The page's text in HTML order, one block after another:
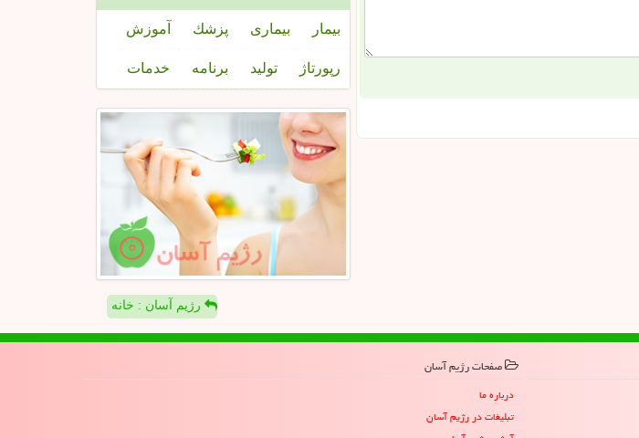
بیمار بیماری پزشك آموزش
رپورتاژ تولید برنامه خدمات
رژیم آسان : خانه
صفحات رژیم آسان
درباره ما
تبلیغات در رژیم آسان